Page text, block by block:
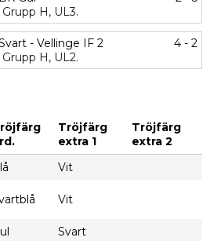
Grupp H, UL3.
- Vellinge IF 2
4 - 2
Grupp H, UL2.
Tröjfärg
extra 1
Tröjfärg
extra 2
Vit
Vit
Svart